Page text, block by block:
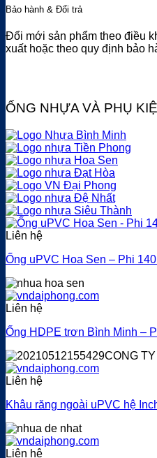
Bảo hành & Đổi trả
Đổi mới sản phẩm theo điều
xuất hoặc theo quy định bảo
ỐNG NHỰA VÀ PHỤ
Liên hệ
Ống uPVC Hoa Sen – Phi
Liên hệ
Ống HDPE trơn Bình Minh –
Liên hệ
Khâu răng ngoài uPVC hệ
Liên hệ